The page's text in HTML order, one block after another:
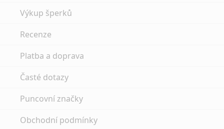
Výkup šperků
Recenze
Platba a doprava
Časté dotazy
Puncovní značky
Obchodní podmínky